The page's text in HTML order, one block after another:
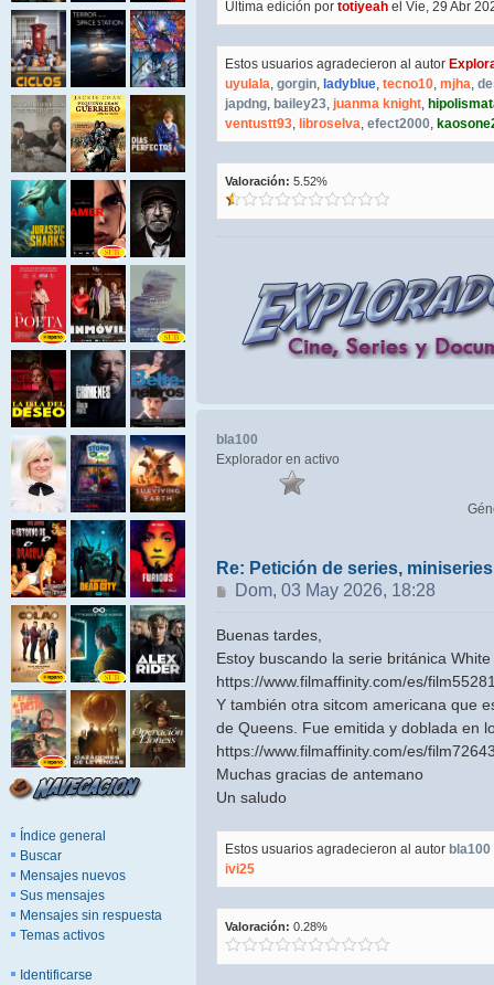
Índice general
Buscar
Mensajes nuevos
Sus mensajes
Mensajes sin respuesta
Temas activos
Identificarse
Última edición por totiyeah el Vie, 29 Abr
Estos usuarios agradecieron al autor
uyulala gorgin ladyblue tecno10 mjha
japdng bailey23 juanma knight
ventustt93 libroselva efect2000
Valoración: 5.52%
bla100
Explorador en activo
Re: Petición de series,
Mensaje
Dom, 03 May 2026, 18:28
Buenas tardes,
Estoy buscando la serie británica
https://www.filmaffinity.com/es/
Y también otra sitcom americana que
de Queens. Fue emitida y doblada en
https://www.filmaffinity.com/es/
Muchas gracias de antemano
Un saludo
Estos usuarios agradecieron al autor bla100
ivi25
Valoración: 0.28%